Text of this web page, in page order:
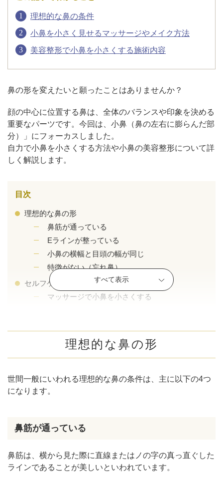
よくあるご質問
美容ブログ
オンラインショップ
LINE予約 WEB予約
公式SNS
理想的な鼻の条件
小鼻を小さく見せるマッサージやメイク方法
美容整形で小鼻を小さくする施術内容
鼻の形を変えたいと願ったことはありませんか？
顔の中心に位置する鼻は、全体のバランスや印象を決める
重要なパーツです。今回は、小鼻（鼻の左右に膨らんだ部
分）」にフォーカスしました。
自力で小鼻を小さくする方法や小鼻の美容整形について詳
しく解説します。
目次
理想的な鼻の形
鼻筋が通っている
Eラインが整っている
小鼻の横幅と目頭の幅が同じ
特徴がない（忘れ鼻）
セルフケアで小鼻を小さくする方法
マッサージで小鼻を小さくする
美容整形で小鼻を小さくする方法
小鼻縮小術
だんご鼻脂肪溶解注射
まとめ
すべて表示
理想的な鼻の形
世間一般にいわれる理想的な鼻の条件は、主に以下の4つ
になります。
鼻筋が通っている
鼻筋は、横から見た際に直線またはノの字の真っ直ぐした
ラインであることが美しいといわれています。